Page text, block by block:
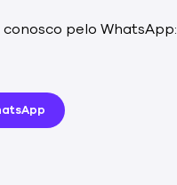
pelo WhatsApp: